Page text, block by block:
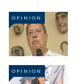
OPINION
OPINION